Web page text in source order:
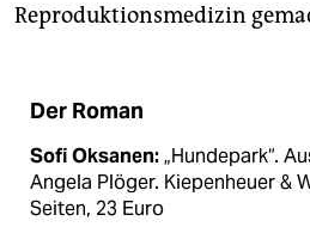
Reproduktionsmedizin
Der Roman
Sofi Oksanen:„Hundepark“.
Angela Plöger. Kiepenheuer &
Seiten, 23 Euro